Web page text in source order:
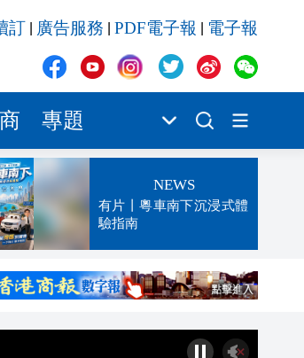
訂 廣告服務 PDF電子報 電子報
專題
NEWS
有片丨粵車南下沉浸式體
驗指南